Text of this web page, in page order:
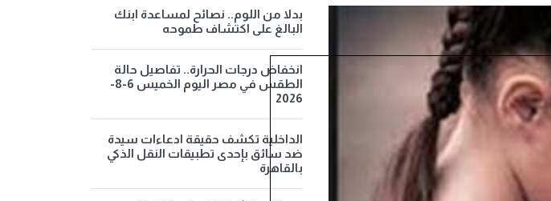
بدلا من اللوم.. نصائح لمساعدة ابنك
البالغ على اكتشاف طموحه
انخفاض درجات الحرارة.. تفاصيل حالة
الطقس في مصر اليوم الخميس 6-8-
2026
الداخلية تكشف حقيقة ادعاءات سيدة
ضد سائق بإحدى تطبيقات النقل الذكي
بالقاهرة